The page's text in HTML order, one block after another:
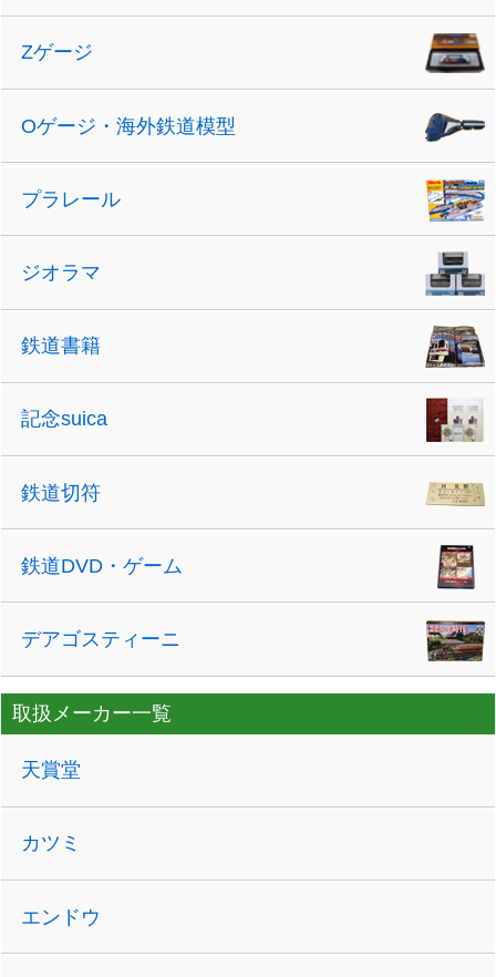
Zゲージ
Oゲージ・海外鉄道模型
プラレール
ジオラマ
鉄道書籍
記念suica
鉄道切符
鉄道DVD・ゲーム
デアゴスティーニ
取扱メーカー一覧
天賞堂
カツミ
エンドウ